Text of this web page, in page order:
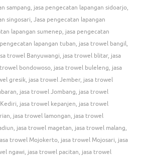
sampang, jasa pengecatan lapangan sidoarjo,
singosari, Jasa pengecatan lapangan
lapangan sumenep, jasa pengecatan
lapangan tuban, jasa trowel bangil,
trowel Banyuwangi, jasa trowel blitar, jasa
bondowoso, jasa trowel buleleng, jasa
gresik, jasa trowel Jember, jasa trowel
, jasa trowel Jombang, jasa trowel
, jasa trowel kepanjen, jasa trowel
, jasa trowel lamongan, jasa trowel
, jasa trowel magetan, jasa trowel malang,
trowel Mojokerto, jasa trowel Mojosari, jasa
ngawi, jasa trowel pacitan, jasa trowel